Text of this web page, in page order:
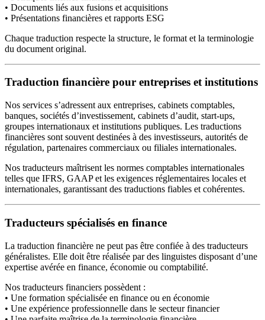
• Documents liés aux fusions et acquisitions
• Présentations financières et rapports ESG
Chaque traduction respecte la structure, le format et la terminologie
du document original.
Traduction financière pour entreprises et institutions
Nos services s’adressent aux entreprises, cabinets comptables,
banques, sociétés d’investissement, cabinets d’audit, start-ups,
groupes internationaux et institutions publiques. Les traductions
financières sont souvent destinées à des investisseurs, autorités de
régulation, partenaires commerciaux ou filiales internationales.
Nos traducteurs maîtrisent les normes comptables internationales
telles que IFRS, GAAP et les exigences réglementaires locales et
internationales, garantissant des traductions fiables et cohérentes.
Traducteurs spécialisés en finance
La traduction financière ne peut pas être confiée à des traducteurs
généralistes. Elle doit être réalisée par des linguistes disposant d’une
expertise avérée en finance, économie ou comptabilité.
Nos traducteurs financiers possèdent :
• Une formation spécialisée en finance ou en économie
• Une expérience professionnelle dans le secteur financier